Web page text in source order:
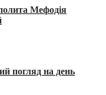
Мефодія
погляд на день